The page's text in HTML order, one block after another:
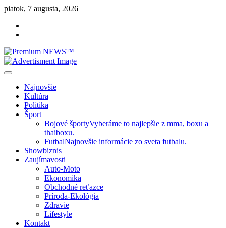
Skip
content
piatok, 7 augusta, 2026
Najnovšie
Kultúra
Politika
Šport
Bojové športyVyberáme to najlepšie z mma, boxu a
thaiboxu.
FutbalNajnovšie informácie zo sveta futbalu.
Showbiznis
Zaujímavosti
Auto-Moto
Ekonomika
Obchodné reťazce
Príroda-Ekológia
Zdravie
Lifestyle
Kontakt